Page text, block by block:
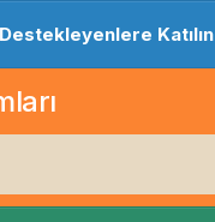
Katılın